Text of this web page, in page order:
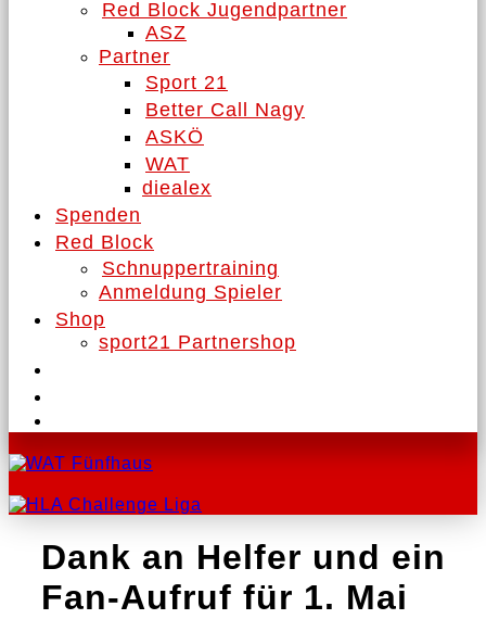
Red Block Jugendpartner
ASZ
Partner
Sport 21
Better Call Nagy
ASKÖ
WAT
diealex
Spenden
Red Block
Schnuppertraining
Anmeldung Spieler
Shop
sport21 Partnershop
Dank an Helfer und ein
Fan-Aufruf für 1. Mai